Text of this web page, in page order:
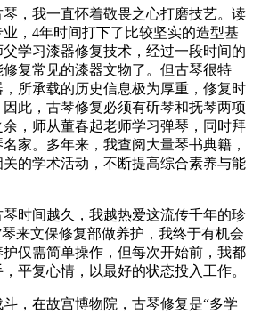
我一直怀着敬畏之心打磨技艺。读
，4年时间打下了比较坚实的造型基
学习漆器修复技术，经过一段时间的
复常见的漆器文物了。但古琴很特
所承载的历史信息极为厚重，修复时
此，古琴修复必须有斫琴和抚琴两项
，师从董春起老师学习弹琴，同时拜
家。多年来，我查阅大量琴书典籍，
的学术活动，不断提高综合素养与能
间越久，我越热爱这流传千年的珍
来文保修复部做养护，我终于有机会
仅需简单操作，但每次开始前，我都
平复心情，以最好的状态投入工作。
在故宫博物院，古琴修复是“多学